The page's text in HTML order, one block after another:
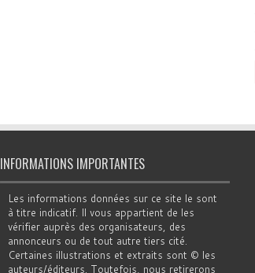
INFORMATIONS IMPORTANTES
Les informations données sur ce site le sont
à titre indicatif. Il vous appartient de les
vérifier auprès des organisateurs, des
annonceurs ou de tout autre tiers cité.
Certaines illustrations et extraits sont © les
auteurs/éditeurs. Toutefois, nous retirerons